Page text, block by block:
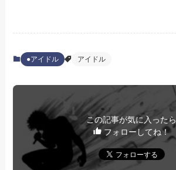
●アイドル アイドル
この記事が気に入ったら
フォローしてね！